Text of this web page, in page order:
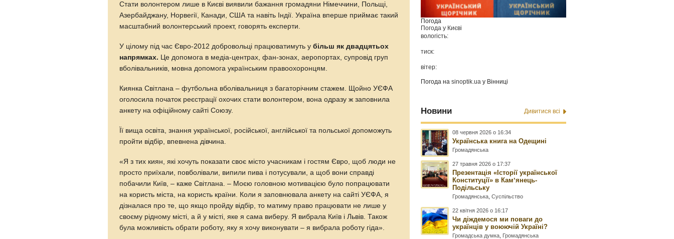
Стати волонтером лише в Києві виявили бажання громадяни Німеччини, Польщі,
Азербайджану, Норвегії, Канади, США та навіть Індії. Україна вперше приймає такий
масштабний волонтерський проект, говорять експерти.
У цілому під час Євро-2012 добровольці працюватимуть убільш як двадцятьох
напрямках. Це допомога в медіа-центрах, фан-зонах, аеропортах, супровід груп
вболівальників, мовна допомога українським правоохоронцям.
Киянка Світлана – футбольна вболівальниця з багаторічним стажем. Щойно УЄФА
оголосила початок реєстрації охочих стати волонтером, вона одразу ж заповнила
анкету на офіційному сайті Союзу.
Її вища освіта, знання української, російської, англійської та польської допоможуть
пройти відбір, впевнена дівчина.
«Я з тих киян, які хочуть показати своє місто учасникам і гостям Євро, щоб люди не
просто приїхали, повболівали, випили пива і потусували, а щоб вони справді
побачили Київ, – каже Світлана. – Моєю головною мотивацією було попрацювати
на користь міста, на користь країни. Коли я заповнювала анкету на сайті УЄФА, я
дізналася про те, що якщо пройду відбір, то матиму право працювати не лише у
своєму рідному місті, а й у місті, яке я сама виберу. Я вибрала Київ і Львів. Також
була можливість обрати роботу, яку я хочу виконувати – я вибрала роботу гіда».
Погода
Погода у Києві
вологість:
тиск:
вітер:
Погода наsinoptik.ua у Вінниці
Новини Дивитися всі
08 червня 2026 о 16:34
Українська книга на Одещині
Громадянська
27 травня 2026 о 17:37
Презентація «Історії української
Конституції» в Камʼянець-
Подільську
Громадянська ,Суспільство
22 квітня 2026 о 16:17
Чи діждемося ми поваги до
українців у воюючій Україні?
Громадська думка Громадянська